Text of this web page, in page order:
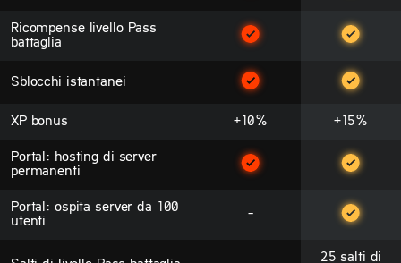
Ricompense livello Pass
battaglia
Sblocchi istantanei
XP bonus +10% +15%
Portal: hosting di server
permanenti
Portal: ospita server da 100
utenti
-
25 salti di